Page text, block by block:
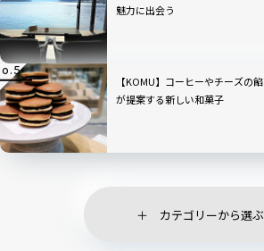
魅力に出会う
【KOMU】コーヒーやチーズの
が提案する新しい和菓子
カテゴリーから選ぶ